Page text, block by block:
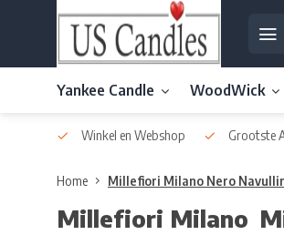
Yankee Candle WoodWick
Winkel en Webshop Grootste
Home Millefiori Milano Nero
Millefiori Milano